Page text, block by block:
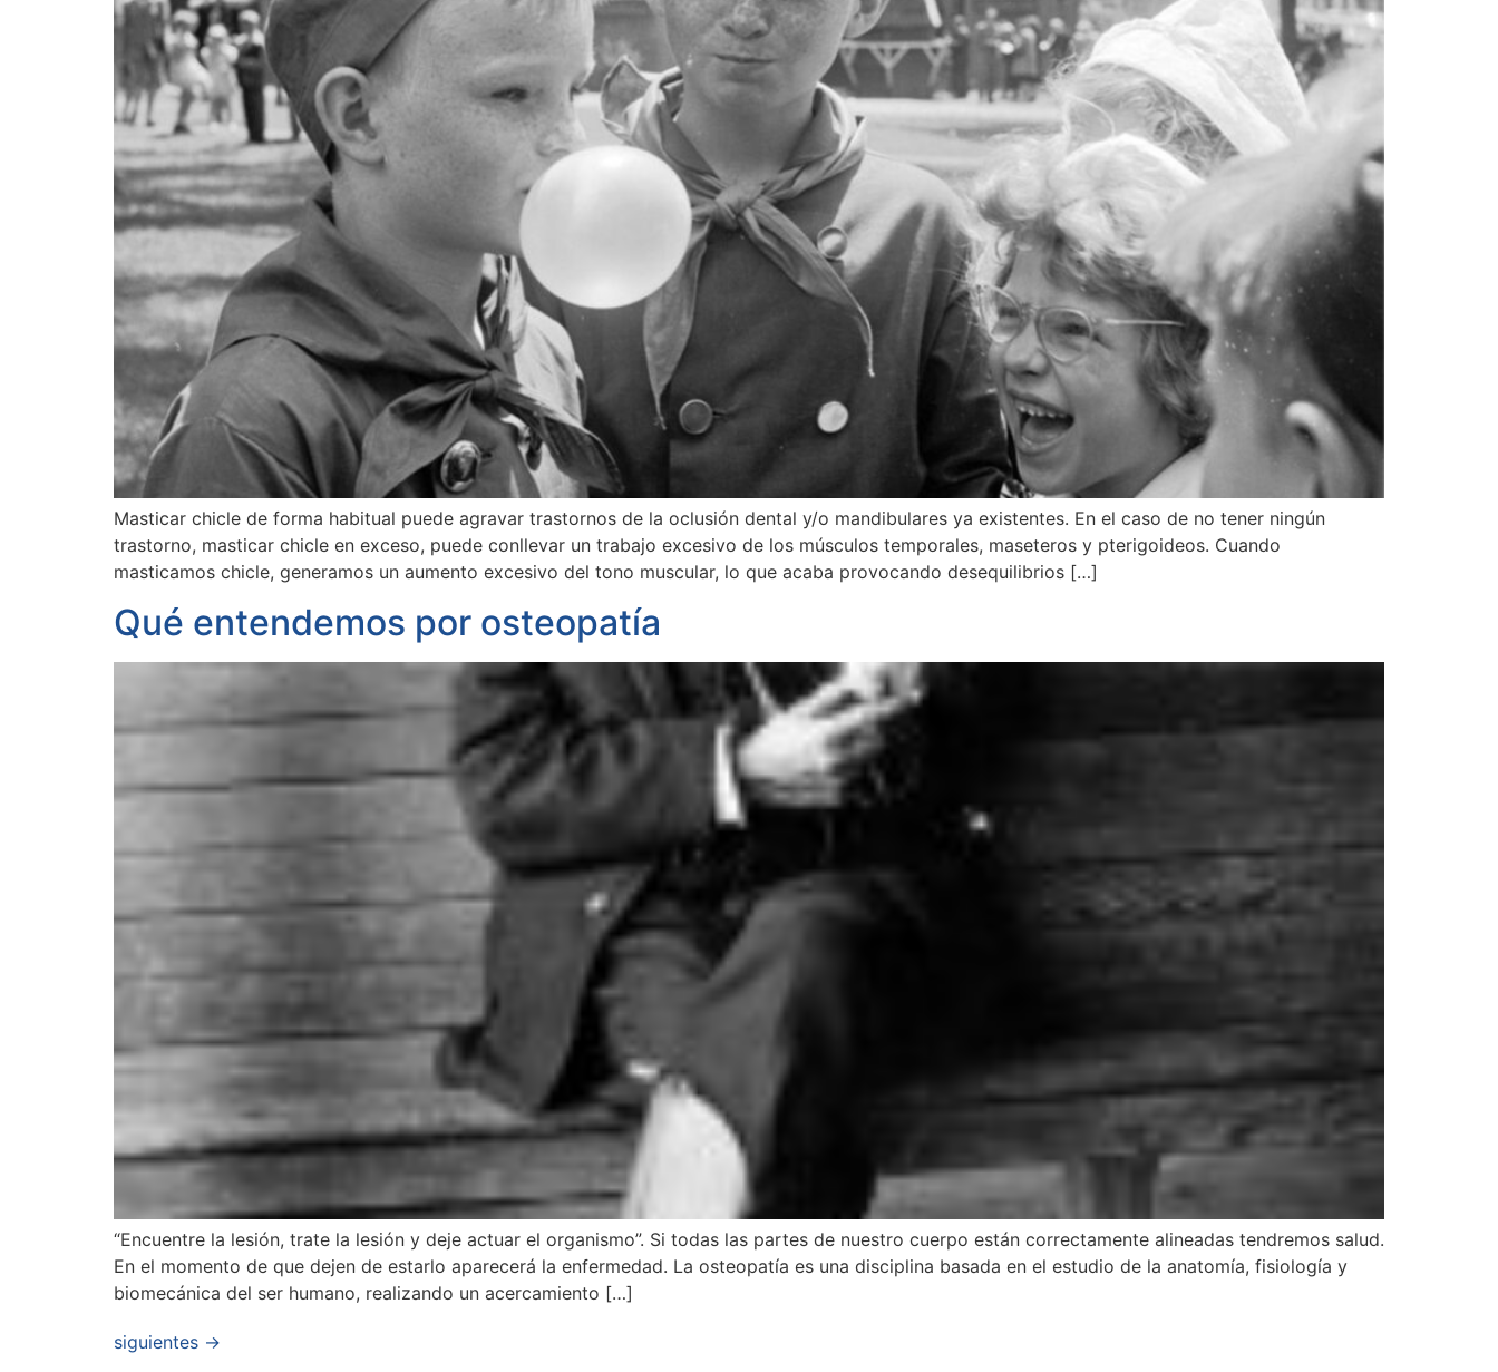
Masticar chicle de forma habitual puede agravar trastornos de la oclusión dental y/o mandibulares ya existentes. En el caso de no tener ningún
trastorno, masticar chicle en exceso, puede conllevar un trabajo excesivo de los músculos temporales, maseteros y pterigoideos. Cuando
masticamos chicle, generamos un aumento excesivo del tono muscular, lo que acaba provocando desequilibrios […]
Qué entendemos por osteopatía
“Encuentre la lesión, trate la lesión y deje actuar el organismo”. Si todas las partes de nuestro cuerpo están correctamente alineadas tendremos salud.
En el momento de que dejen de estarlo aparecerá la enfermedad. La osteopatía es una disciplina basada en el estudio de la anatomía, fisiología y
biomecánica del ser humano, realizando un acercamiento […]
siguientes →